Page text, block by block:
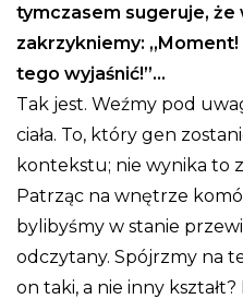
tymczasem sugeruje,
zakrzykniemy: „Moment!
tego wyjaśnić!”…
Tak jest. Weźmy pod
ciała. To, który gen
kontekstu; nie wynika to
Patrząc na wnętrze
bylibyśmy w stanie
odczytany. Spójrzmy na
on taki, a nie inny